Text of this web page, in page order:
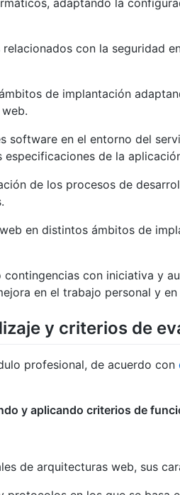
con la seguridad
de implantación
en el entorno del
de la
de los procesos de
en distintos ámbitos de
con iniciativa y
en el trabajo personal y
y criterios de
profesional, de acuerdo con
y aplicando criterios de
de arquitecturas web, sus